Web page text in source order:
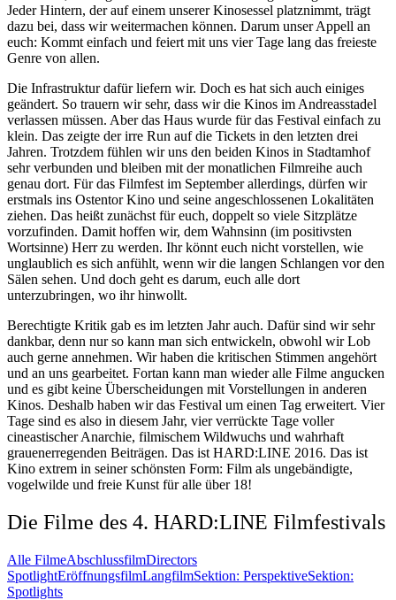
Jeder Hintern, der auf einem unserer Kinosessel platznimmt, trägt
dazu bei, dass wir weitermachen können. Darum unser Appell an
euch: Kommt einfach und feiert mit uns vier Tage lang das freieste
Genre von allen.
Die Infrastruktur dafür liefern wir. Doch es hat sich auch einiges
geändert. So trauern wir sehr, dass wir die Kinos im Andreasstadel
verlassen müssen. Aber das Haus wurde für das Festival einfach zu
klein. Das zeigte der irre Run auf die Tickets in den letzten drei
Jahren. Trotzdem fühlen wir uns den beiden Kinos in Stadtamhof
sehr verbunden und bleiben mit der monatlichen Filmreihe auch
genau dort. Für das Filmfest im September allerdings, dürfen wir
erstmals ins Ostentor Kino und seine angeschlossenen Lokalitäten
ziehen. Das heißt zunächst für euch, doppelt so viele Sitzplätze
vorzufinden. Damit hoffen wir, dem Wahnsinn (im positivsten
Wortsinne) Herr zu werden. Ihr könnt euch nicht vorstellen, wie
unglaublich es sich anfühlt, wenn wir die langen Schlangen vor den
Sälen sehen. Und doch geht es darum, euch alle dort
unterzubringen, wo ihr hinwollt.
Berechtigte Kritik gab es im letzten Jahr auch. Dafür sind wir sehr
dankbar, denn nur so kann man sich entwickeln, obwohl wir Lob
auch gerne annehmen. Wir haben die kritischen Stimmen angehört
und an uns gearbeitet. Fortan kann man wieder alle Filme angucken
und es gibt keine Überscheidungen mit Vorstellungen in anderen
Kinos. Deshalb haben wir das Festival um einen Tag erweitert. Vier
Tage sind es also in diesem Jahr, vier verrückte Tage voller
cineastischer Anarchie, filmischem Wildwuchs und wahrhaft
grauenerregenden Beiträgen. Das ist HARD:LINE 2016. Das ist
Kino extrem in seiner schönsten Form: Film als ungebändigte,
vogelwilde und freie Kunst für alle über 18!
Die Filme des 4. HARD:LINE Filmfestivals
Alle FilmeAbschlussfilmDirectors
SpotlightEröffnungsfilmLangfilmSektion: PerspektiveSektion:
Spotlights